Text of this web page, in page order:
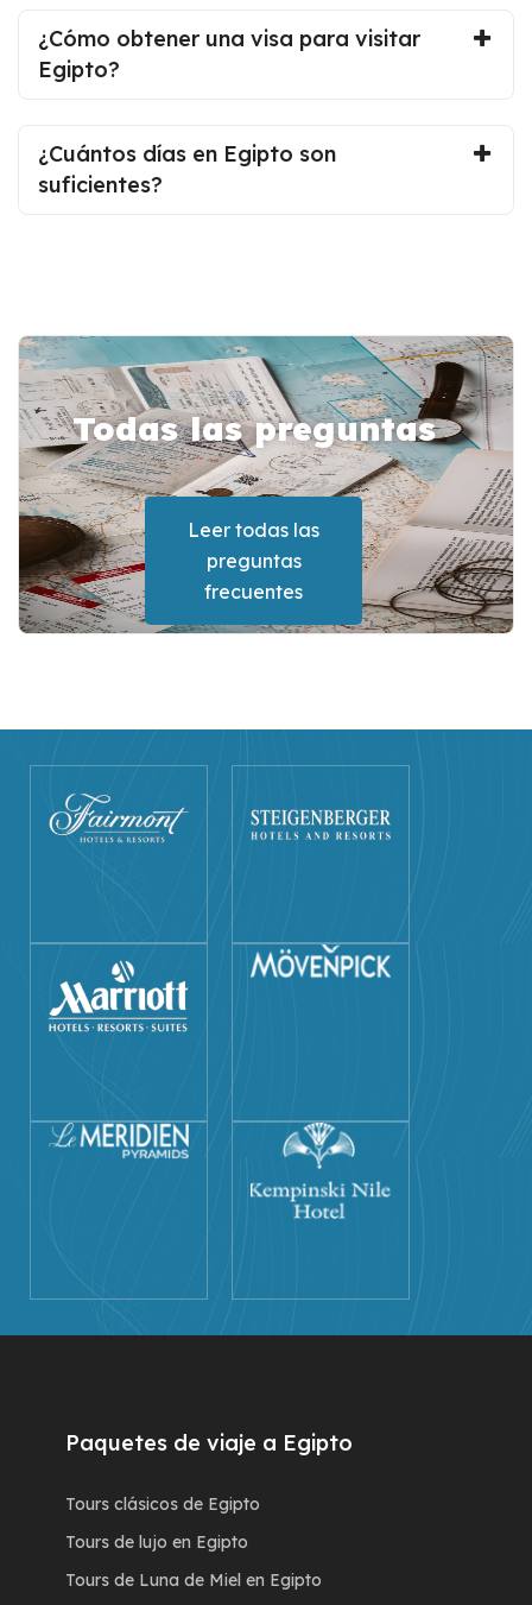
¿Cómo obtener una visa para visitar
Egipto?
¿Cuántos días en Egipto son
suficientes?
Todas las preguntas
frecuentes sobre Egipto
Leer todas las
preguntas
frecuentes
Paquetes de viaje a Egipto
Tours clásicos de Egipto
Tours de lujo en Egipto
Tours de Luna de Miel en Egipto